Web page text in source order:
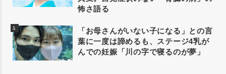
怖さ語る
「お母さんがいない子になる」との言
葉に一度は諦めるも、ステージ4乳が
んでの妊娠「川の字で寝るのが夢」